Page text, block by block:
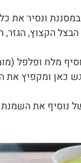
ונסיר את
הקצוץ, הגזר,
מלח ופלפל
כאן ומקפיץ
נוסיף את